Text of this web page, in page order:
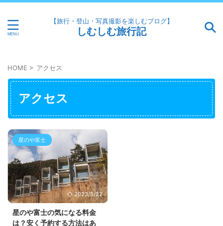
【旅行・登山・写真撮影を楽しむブログ】
しむしむ旅行記
HOME > アクセス
アクセス
星のや富士
2023/8/22
星のや富士の気になる料金
は？安く予約する方法はあ